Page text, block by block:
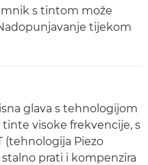
s tintom može
tijekom
glava s tehnologijom
visoke frekvencije, s
(tehnologija Piezo
prati i kompenzira